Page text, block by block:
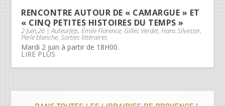
RENCONTRE AUTOUR DE « CAMARGUE » ET
« CINQ PETITES HISTOIRES DU TEMPS »
2 Juin,26 |Auteur(e)s,Émile Florence, Gilles Verdet,Hans Silvester,
Perle blanche,Sorties littéraires
Mardi 2 juin à partir de 18H00.
LIRE PLUS